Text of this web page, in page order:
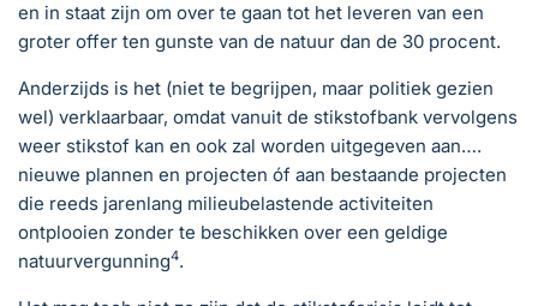
en in staat zijn om over te gaan tot het leveren van een
groter offer ten gunste van de natuur dan de 30 procent.
Anderzijds is het (niet te begrijpen, maar politiek gezien
wel) verklaarbaar, omdat vanuit de stikstofbank vervolgens
weer stikstof kan en ook zal worden uitgegeven aan….
nieuwe plannen en projecten óf aan bestaande projecten
die reeds jarenlang milieubelastende activiteiten
ontplooien zonder te beschikken over een geldige
natuurvergunning4.